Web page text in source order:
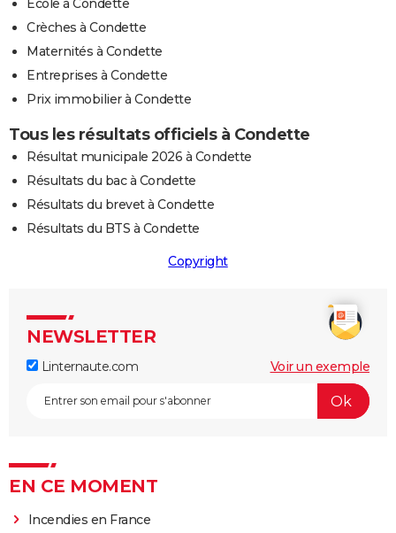
Ecole à Condette
Crèches à Condette
Maternités à Condette
Entreprises à Condette
Prix immobilier à Condette
Tous les résultats officiels à Condette
Résultat municipale 2026 à Condette
Résultats du bac à Condette
Résultats du brevet à Condette
Résultats du BTS à Condette
Copyright
NEWSLETTER
Linternaute.com Voir un exemple
EN CE MOMENT
Incendies en France